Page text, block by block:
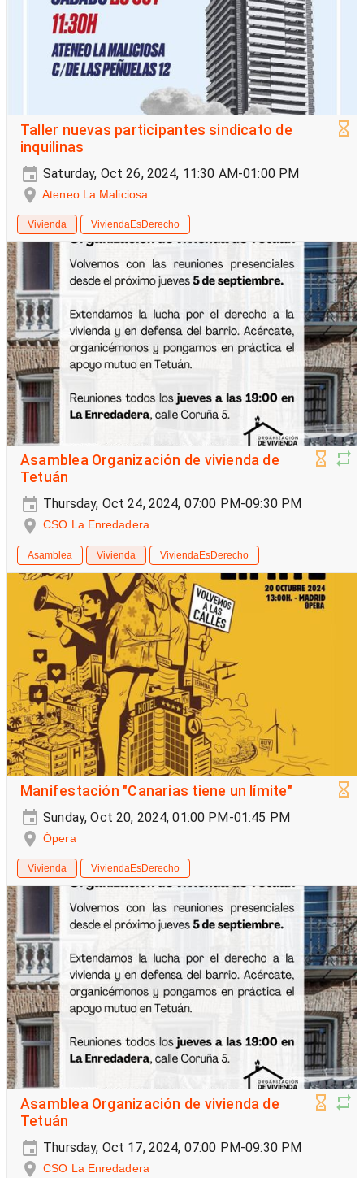
Taller nuevas participantes sindicato de
inquilinas
Saturday, Oct 26, 2024, 11:30 AM-01:00 PM
Ateneo La Maliciosa
Vivienda ViviendaEsDerecho
Asamblea Organización de vivienda de
Tetuán
Thursday, Oct 24, 2024, 07:00 PM-09:30 PM
CSO La Enredadera
Asamblea Vivienda ViviendaEsDerecho
Manifestación "Canarias tiene un límite"
Sunday, Oct 20, 2024, 01:00 PM-01:45 PM
Ópera
Vivienda ViviendaEsDerecho
Asamblea Organización de vivienda de
Tetuán
Thursday, Oct 17, 2024, 07:00 PM-09:30 PM
CSO La Enredadera